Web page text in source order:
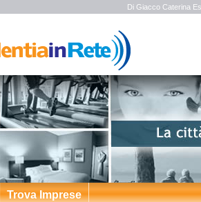
Di Giacco Caterina
Trova Imprese